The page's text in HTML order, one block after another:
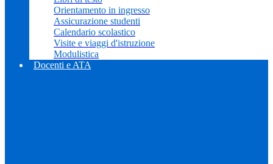
Orientamento in ingresso
Assicurazione studenti
Calendario scolastico
Visite e viaggi d'istruzione
Modulistica
Docenti e ATA